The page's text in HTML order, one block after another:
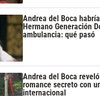
Andrea del Boca
Hermano Generación
ambulancia: qué pasó
Andrea del Boca
romance secreto con
internacional